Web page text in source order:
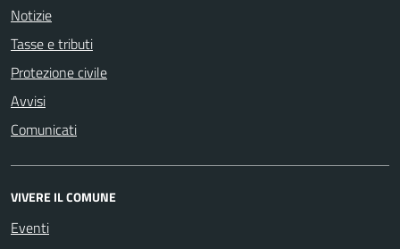
Notizie
Tasse e tributi
Protezione civile
Avvisi
Comunicati
VIVERE IL COMUNE
Eventi